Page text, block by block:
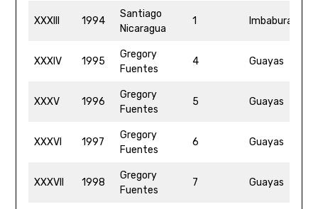
XXXIII 1994
Santiago
Nicaragua
1 Imbabura
XXXIV 1995
Gregory
Fuentes
4 Guayas
XXXV 1996
Gregory
Fuentes
5 Guayas
XXXVI 1997
Gregory
Fuentes
6 Guayas
XXXVII 1998
Gregory
Fuentes
7 Guayas